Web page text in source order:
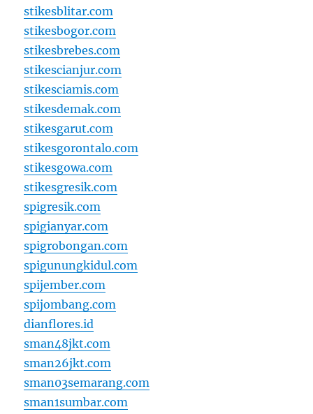
stikesblitar.com
stikesbogor.com
stikesbrebes.com
stikescianjur.com
stikesciamis.com
stikesdemak.com
stikesgarut.com
stikesgorontalo.com
stikesgowa.com
stikesgresik.com
spigresik.com
spigianyar.com
spigrobongan.com
spigunungkidul.com
spijember.com
spijombang.com
dianflores.id
sman48jkt.com
sman26jkt.com
sman03semarang.com
sman1sumbar.com